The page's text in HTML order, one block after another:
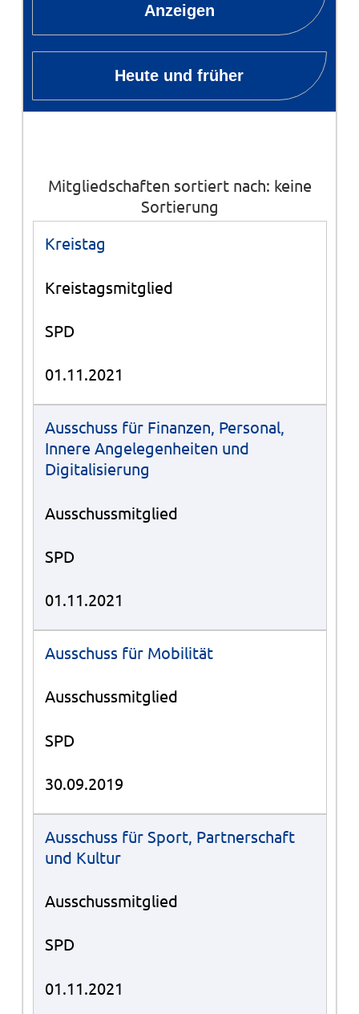
Anzeigen
Heute und früher
Mitgliedschaften sortiert nach: keine
Sortierung
Kreistag
Kreistagsmitglied
SPD
01.11.2021
Ausschuss für Finanzen, Personal,
Innere Angelegenheiten und
Digitalisierung
Ausschussmitglied
SPD
01.11.2021
Ausschuss für Mobilität
Ausschussmitglied
SPD
30.09.2019
Ausschuss für Sport, Partnerschaft
und Kultur
Ausschussmitglied
SPD
01.11.2021